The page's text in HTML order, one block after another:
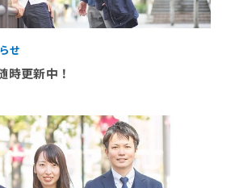
せ
時更新中！